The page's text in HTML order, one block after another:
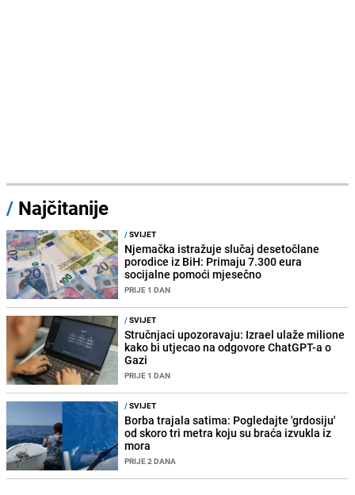
/ Najčitanije
/SVIJET
Njemačka istražuje slučaj desetočlane
porodice iz BiH: Primaju 7.300 eura
socijalne pomoći mjesečno
PRIJE 1 DAN
/SVIJET
Stručnjaci upozoravaju: Izrael ulaže milione
kako bi utjecao na odgovore ChatGPT-a o
Gazi
PRIJE 1 DAN
/SVIJET
Borba trajala satima: Pogledajte 'grdosiju'
od skoro tri metra koju su braća izvukla iz
mora
PRIJE 2 DANA